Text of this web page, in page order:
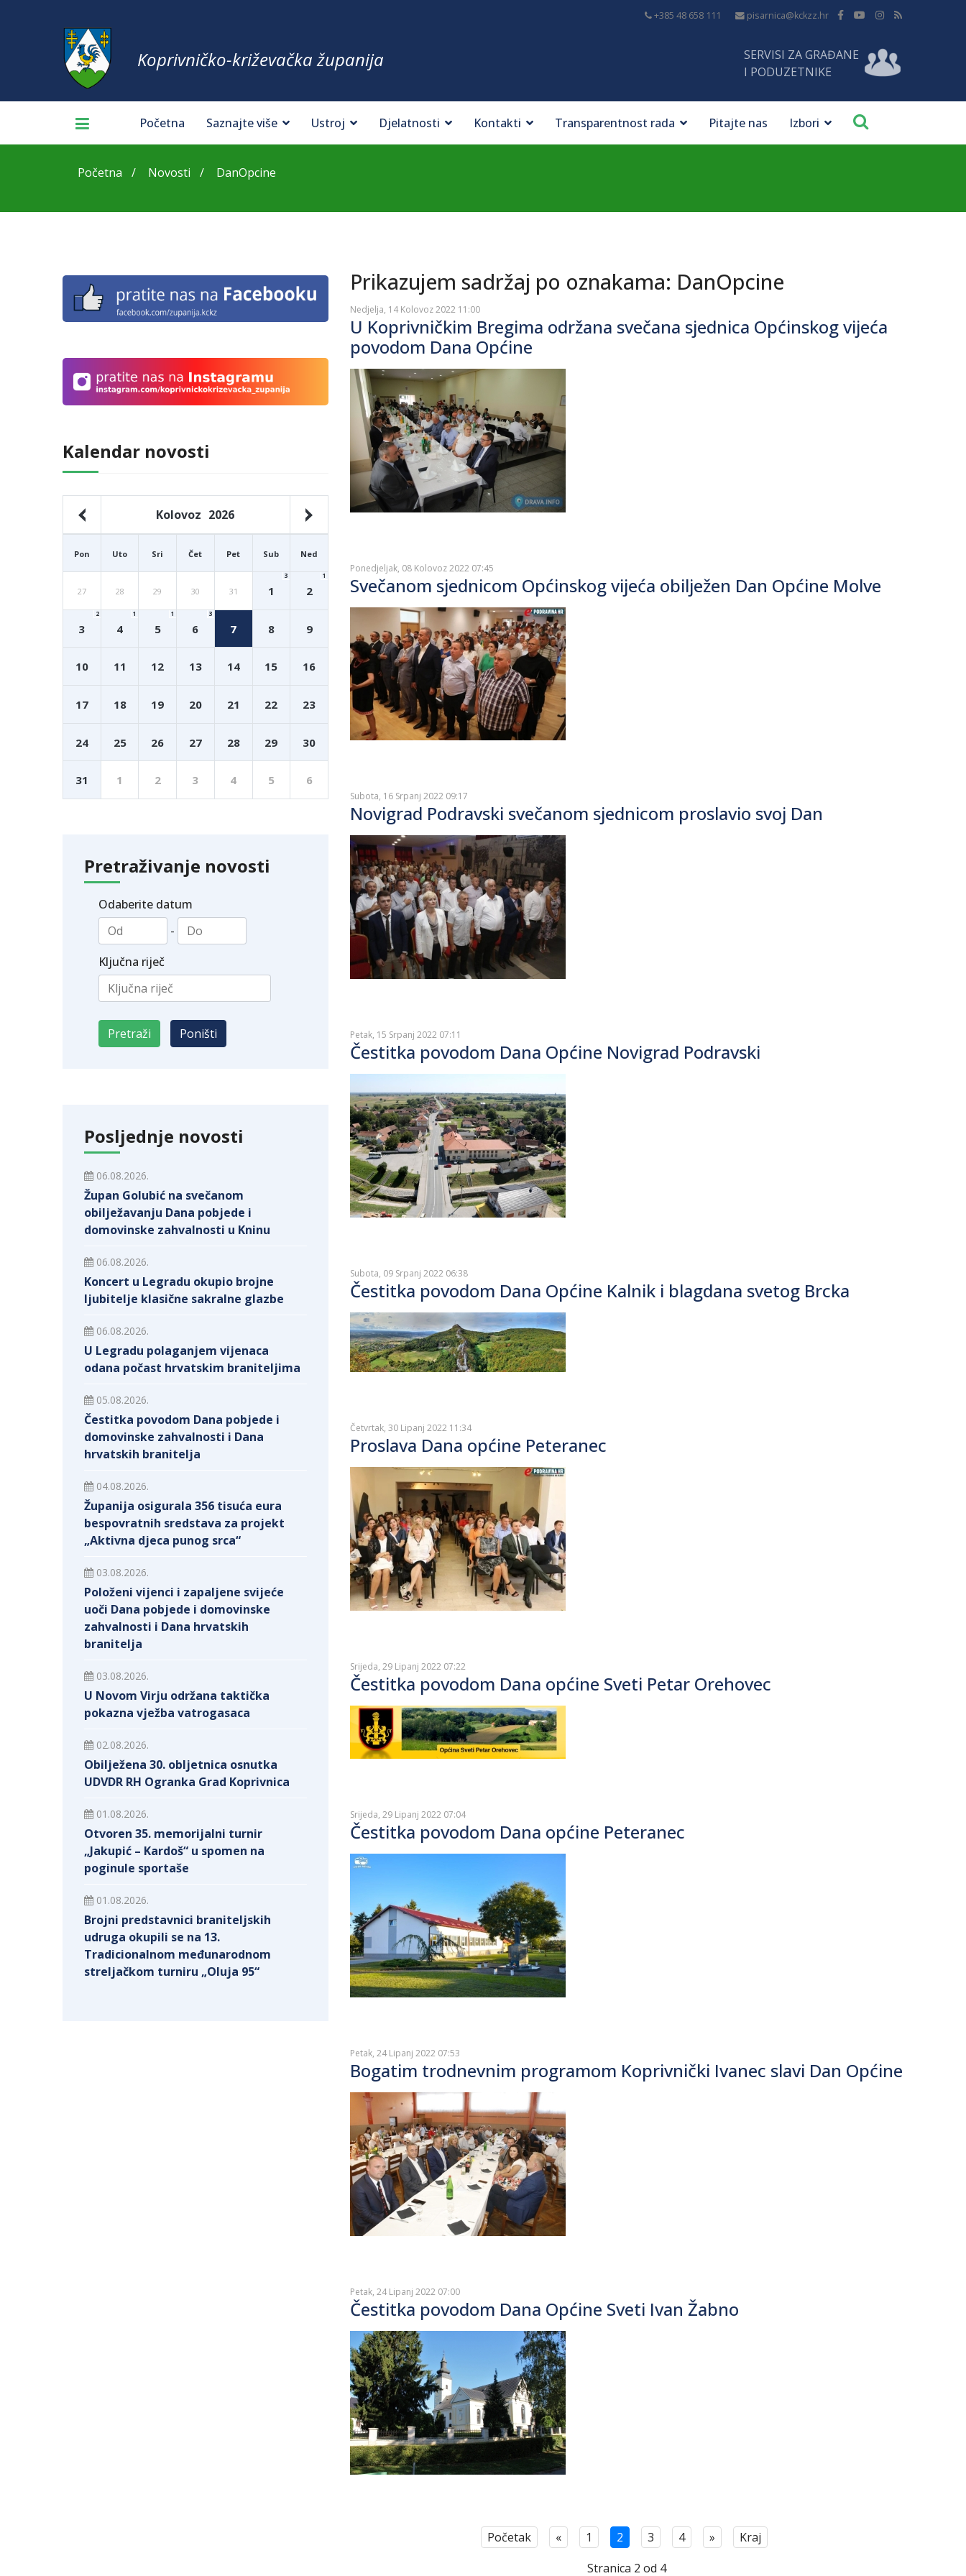
+385 48 658 111 pisarnica@kckzz.hr
Koprivničko-križevačka županija
SERVISI ZA GRAĐANE
I PODUZETNIKE
Početna Saznajte više Ustroj Djelatnosti Kontakti Transparentnost rada Pitajte nas Izbori
Početna Novosti DanOpcine
Kalendar novosti
Kolovoz 2026
Pon Uto Sri Čet Pet Sub Ned
27 28 29 30 31 1
3
2
1
3
2
4
1
5
1
6
3
7 8 9
10 11 12 13 14 15 16
17 18 19 20 21 22 23
24 25 26 27 28 29 30
31 1 2 3 4 5 6
Pretraživanje novosti
Odaberite datum
-
Ključna riječ
Posljednje novosti
06.08.2026.
Župan Golubić na svečanom
obilježavanju Dana pobjede i
domovinske zahvalnosti u Kninu
06.08.2026.
Koncert u Legradu okupio brojne
ljubitelje klasične sakralne glazbe
06.08.2026.
U Legradu polaganjem vijenaca
odana počast hrvatskim braniteljima
05.08.2026.
Čestitka povodom Dana pobjede i
domovinske zahvalnosti i Dana
hrvatskih branitelja
04.08.2026.
Županija osigurala 356 tisuća eura
bespovratnih sredstava za projekt
„Aktivna djeca punog srca“
03.08.2026.
Položeni vijenci i zapaljene svijeće
uoči Dana pobjede i domovinske
zahvalnosti i Dana hrvatskih
branitelja
03.08.2026.
U Novom Virju održana taktička
pokazna vježba vatrogasaca
02.08.2026.
Obilježena 30. obljetnica osnutka
UDVDR RH Ogranka Grad Koprivnica
01.08.2026.
Otvoren 35. memorijalni turnir
„Jakupić – Kardoš“ u spomen na
poginule sportaše
01.08.2026.
Brojni predstavnici braniteljskih
udruga okupili se na 13.
Tradicionalnom međunarodnom
streljačkom turniru „Oluja 95“
Prikazujem sadržaj po oznakama: DanOpcine
Nedjelja, 14 Kolovoz 2022 11:00
U Koprivničkim Bregima održana svečana sjednica Općinskog vijeća
povodom Dana Općine
Ponedjeljak, 08 Kolovoz 2022 07:45
Svečanom sjednicom Općinskog vijeća obilježen Dan Općine Molve
Subota, 16 Srpanj 2022 09:17
Novigrad Podravski svečanom sjednicom proslavio svoj Dan
Petak, 15 Srpanj 2022 07:11
Čestitka povodom Dana Općine Novigrad Podravski
Subota, 09 Srpanj 2022 06:38
Čestitka povodom Dana Općine Kalnik i blagdana svetog Brcka
Četvrtak, 30 Lipanj 2022 11:34
Proslava Dana općine Peteranec
Srijeda, 29 Lipanj 2022 07:22
Čestitka povodom Dana općine Sveti Petar Orehovec
Srijeda, 29 Lipanj 2022 07:04
Čestitka povodom Dana općine Peteranec
Petak, 24 Lipanj 2022 07:53
Bogatim trodnevnim programom Koprivnički Ivanec slavi Dan Općine
Petak, 24 Lipanj 2022 07:00
Čestitka povodom Dana Općine Sveti Ivan Žabno
Početak « 1 2 3 4 »
Kraj
Stranica 2 od 4